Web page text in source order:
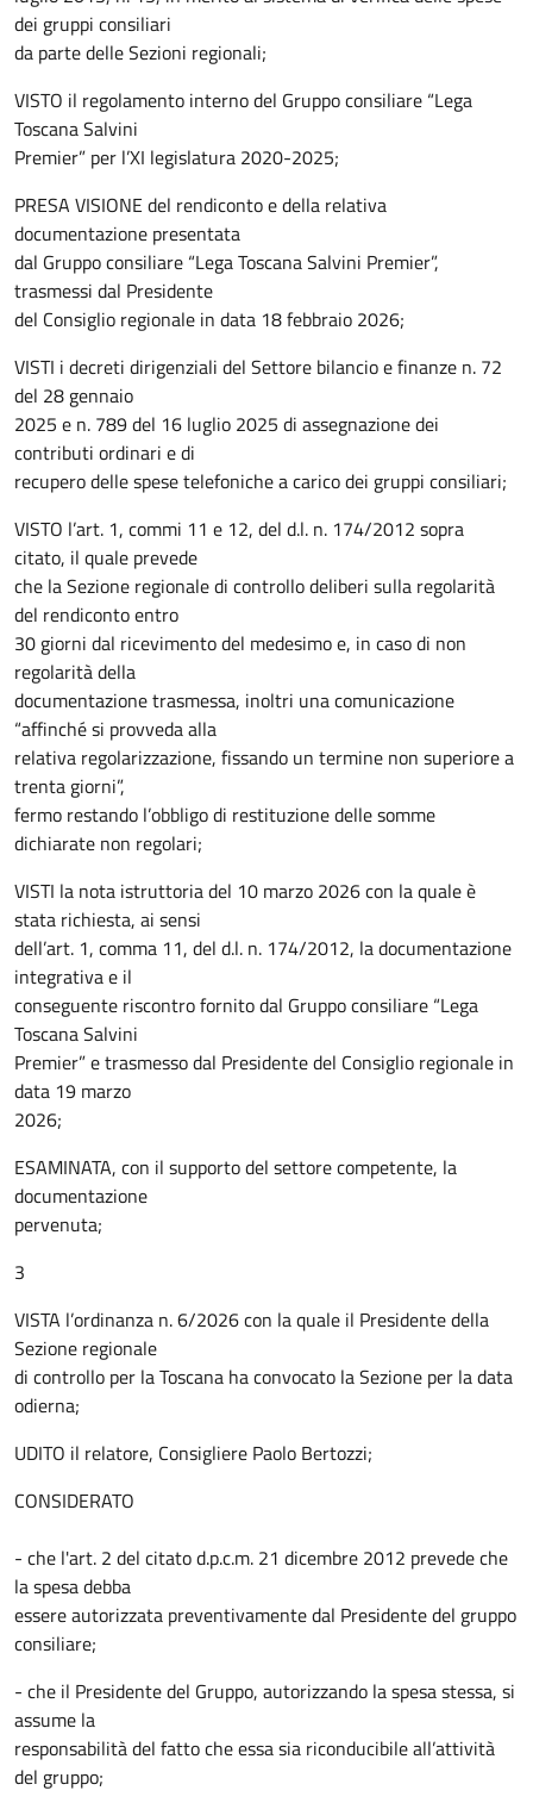
dei gruppi consiliari
da parte delle Sezioni regionali;
VISTO il regolamento interno del Gruppo consiliare “Lega
Toscana Salvini
Premier” per l’XI legislatura 2020-2025;
PRESA VISIONE del rendiconto e della relativa
documentazione presentata
dal Gruppo consiliare “Lega Toscana Salvini Premier”,
trasmessi dal Presidente
del Consiglio regionale in data 18 febbraio 2026;
VISTI i decreti dirigenziali del Settore bilancio e finanze n. 72
del 28 gennaio
2025 e n. 789 del 16 luglio 2025 di assegnazione dei
contributi ordinari e di
recupero delle spese telefoniche a carico dei gruppi consiliari;
VISTO l’art. 1, commi 11 e 12, del d.l. n. 174/2012 sopra
citato, il quale prevede
che la Sezione regionale di controllo deliberi sulla regolarità
del rendiconto entro
30 giorni dal ricevimento del medesimo e, in caso di non
regolarità della
documentazione trasmessa, inoltri una comunicazione
“affinché si provveda alla
relativa regolarizzazione, fissando un termine non superiore a
trenta giorni”,
fermo restando l’obbligo di restituzione delle somme
dichiarate non regolari;
VISTI la nota istruttoria del 10 marzo 2026 con la quale è
stata richiesta, ai sensi
dell’art. 1, comma 11, del d.l. n. 174/2012, la documentazione
integrativa e il
conseguente riscontro fornito dal Gruppo consiliare “Lega
Toscana Salvini
Premier” e trasmesso dal Presidente del Consiglio regionale in
data 19 marzo
2026;
ESAMINATA, con il supporto del settore competente, la
documentazione
pervenuta;
3
VISTA l’ordinanza n. 6/2026 con la quale il Presidente della
Sezione regionale
di controllo per la Toscana ha convocato la Sezione per la data
odierna;
UDITO il relatore, Consigliere Paolo Bertozzi;
CONSIDERATO
- che l'art. 2 del citato d.p.c.m. 21 dicembre 2012 prevede che
la spesa debba
essere autorizzata preventivamente dal Presidente del gruppo
consiliare;
- che il Presidente del Gruppo, autorizzando la spesa stessa, si
assume la
responsabilità del fatto che essa sia riconducibile all’attività
del gruppo;